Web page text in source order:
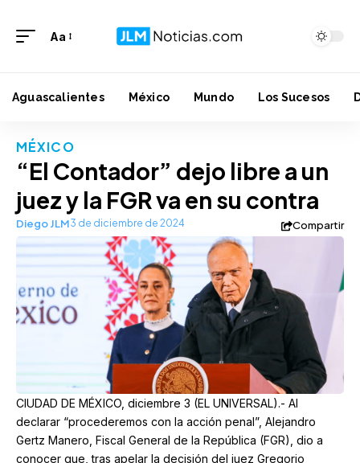
Aa
Aguascalientes México Mundo Los Sucesos
MÉXICO
“El Contador” dejo libre a un
juez y la FGR va en su contra
Diego JLM3 de diciembre de 2024 Compartir
CIUDAD DE MÉXICO, diciembre 3 (EL UNIVERSAL).- Al
declarar “procederemos con la acción penal”, Alejandro
Gertz Manero, Fiscal General de la República (FGR), dio a
conocer que, tras apelar la decisión del juez Gregorio